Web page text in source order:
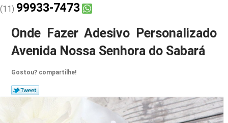
(11) 99933-7473
Onde Fazer Adesivo Personalizado
Avenida Nossa Senhora do Sabará
Gostou? compartilhe!